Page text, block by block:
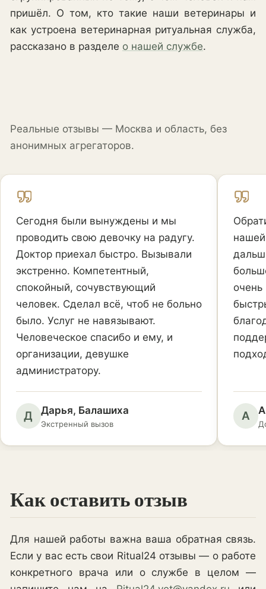
пришёл. О том, кто такие наши ветеринары и
как устроена ветеринарная ритуальная служба,
рассказано в разделе о нашей службе.
Реальные отзывы — Москва и область, без
анонимных агрегаторов.
Сегодня были вынуждены и мы
проводить свою девочку на радугу.
Доктор приехал быстро. Вызывали
экстренно. Компетентный,
спокойный, сочувствующий
человек. Сделал всё, чтоб не больно
было. Услуг не навязывают.
Человеческое спасибо и ему, и
организации, девушке
администратору.
Д Дарья, Балашиха
Экстренный вызов
А
Как оставить отзыв
Для нашей работы важна ваша обратная связь.
Если у вас есть свои Ritual24 отзывы — о работе
конкретного врача или о службе в целом —